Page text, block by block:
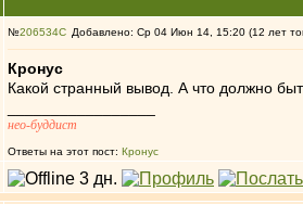
№206534 Добавлено: Ср 04 Июн 14, 15:20 (12 лет
Кронус
Какой странный вывод. А что должно
нео-буддист
Ответы на этот пост: Кронус